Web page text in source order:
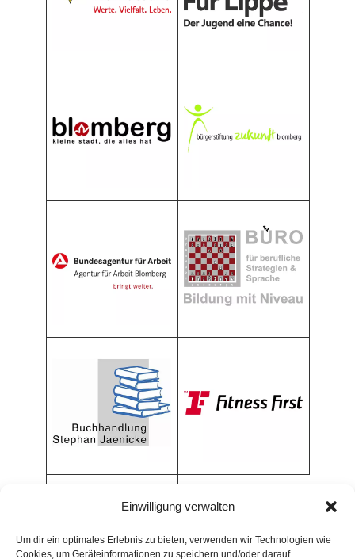
Einwilligung verwalten
Um dir ein optimales Erlebnis zu bieten, verwenden wir Technologien wie
Cookies, um Geräteinformationen zu speichern und/oder darauf